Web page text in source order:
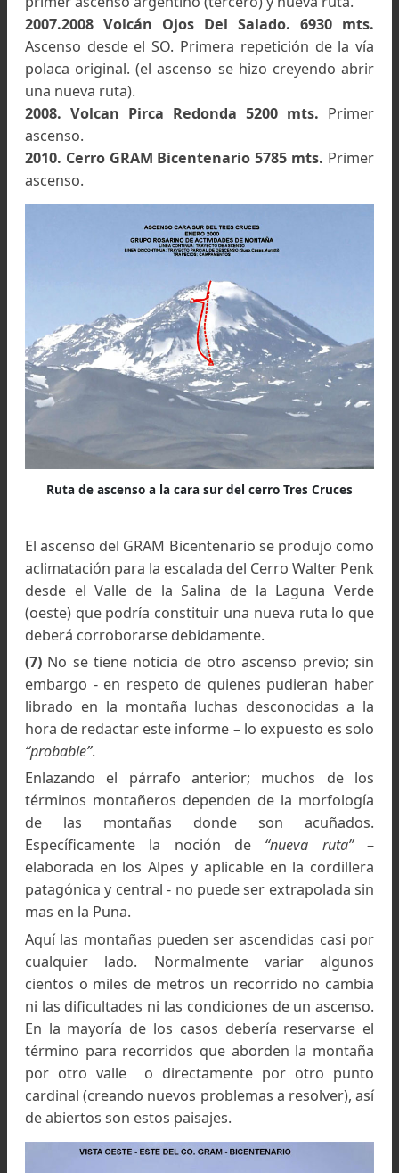
montañay los 200 años de nuestro país. La
fue dedicada a nuestro entrañable amigo Julián.
Subieron Andrés Martínez Infante,
Arranz, Guillermo Bianchi y quien escribe.
(6)Probablemente consecuencia del lento fluir
material suelto que recubre la ladera.
Testimonio de la cumbre al cerro Gram Bicentenario
Algunas observaciones
Entre los andinistas impera el concepto de que
no hay paisajes ni montañas vírgenes,
que juzgo equivocada.
Solo una pequeña porción de las
Argentinas son cerros concurridos. El
aunque ya escalados, siguen siendo
montañas salvajes (no se encuentran
durante los ascensos).
Por otra parte, dado que todavía solo una
de deportistas se dedica al andinismo
centenares de cumbres (cuatromiles en
cordillera central, cinco miles en la
permanecen sin ascensos.
En este sentido el GRUPO ROSARINO
ACTIVIDADES DE MONTAÑA ha tenido el
de realizar en la Puna Catamarqueña (aparte de
habituales ascensiones al Pissis, San Francisco,
las siguientes incursiones.
2000. Tres Cruces. 6750 mts. Ascenso de la
sur, primer ascenso argentin(7) (sexto) y
ruta.
2001. Cerro Tres Quebradas o Los Patos.